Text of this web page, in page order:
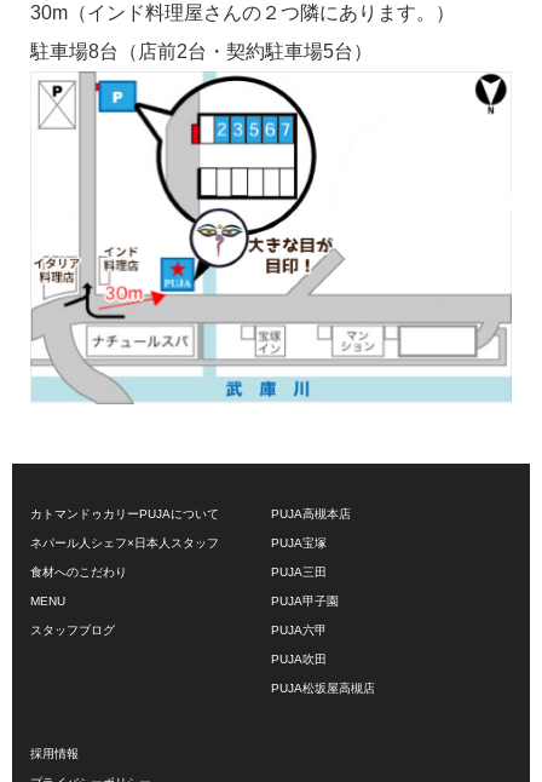
30m（インド料理屋さんの２つ隣にあります。）
駐車場8台（店前2台・契約駐車場5台）
カトマンドゥカリーPUJAについて
ネパール人シェフ×日本人スタッフ
食材へのこだわり
MENU
スタッフブログ
PUJA高槻本店
PUJA宝塚
PUJA三田
PUJA甲子園
PUJA六甲
PUJA吹田
PUJA松坂屋高槻店
採用情報